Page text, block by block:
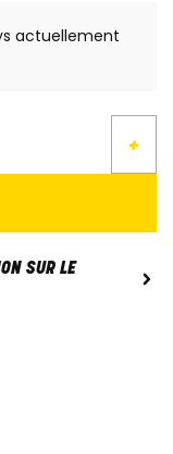
actuellement
+
SUR LE